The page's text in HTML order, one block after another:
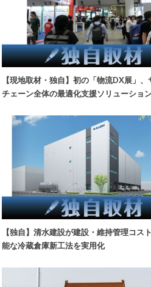
【現地取材・独自】初の「物流DX展」、
チェーン全体の最適化支援ソリューショ
【独自】清水建設が建設・維持管理コス
能な冷蔵倉庫新工法を実用化